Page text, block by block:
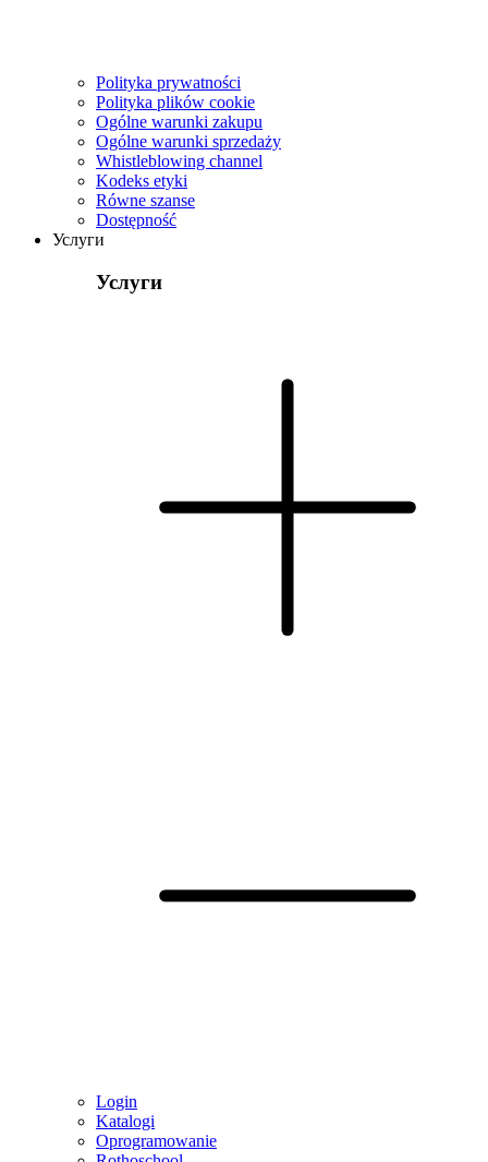
Polityka prywatności
Polityka plików cookie
Ogólne warunki zakupu
Ogólne warunki sprzedaży
Whistleblowing channel
Kodeks etyki
Równe szanse
Dostępność
Услуги
Услуги
Login
Katalogi
Oprogramowanie